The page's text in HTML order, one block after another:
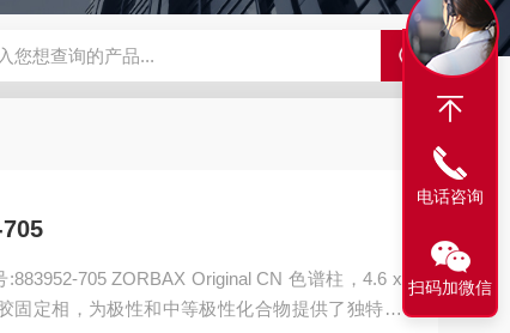
液相色谱柱 Xbridge BEH C18XBridge液相色谱柱
705 ZORBAX Original CN 色谱柱，4.6 x
固定相，为极性和中等极性化合物提供了独特的
电话咨询
扫码加微信